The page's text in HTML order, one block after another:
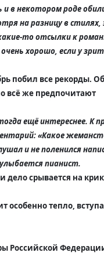
в некотором роде
на разницу в стилях,
то отсылки к
хорошо, если у
побил все рекорды.
всё же предпочитают
ещё интереснее. К
«Какое
и не поленился
пианист.
дело срывается на
особенно тепло,
Российской